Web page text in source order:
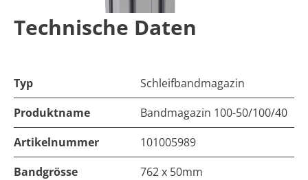
Technische Daten
Typ
Schleifbandmagazin
Produktname
Bandmagazin 100-50/100/40
Artikelnummer
101005989
Bandgrösse
762 x 50mm